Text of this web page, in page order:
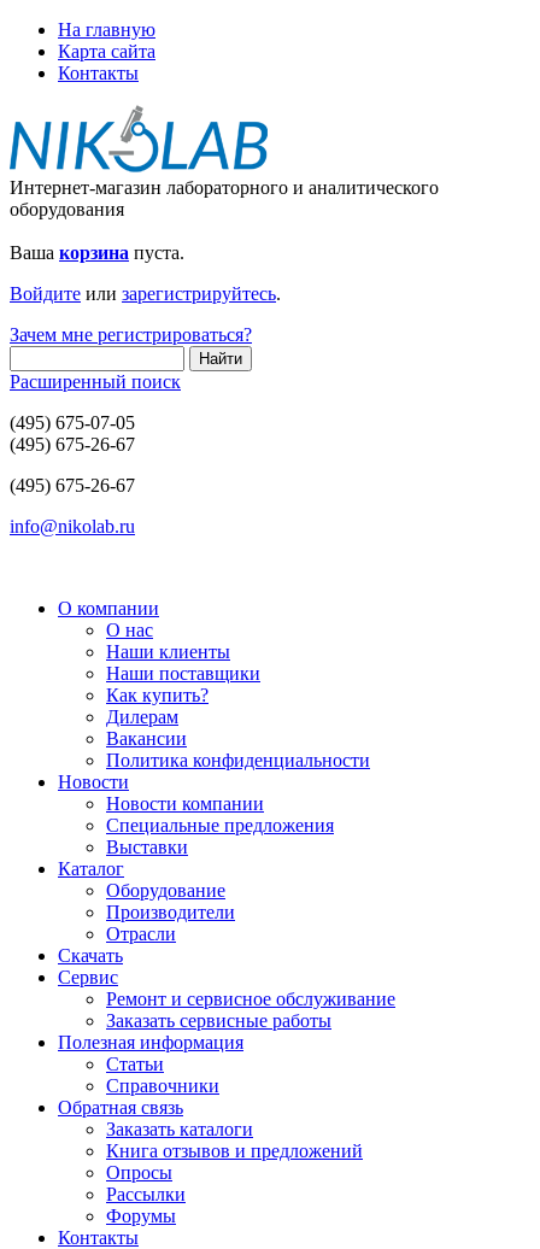
На главную
Карта сайта
Контакты
Интернет-магазин лабораторного и аналитического
оборудования
Ваша корзина пуста.
Войдите или зарегистрируйтесь.
Зачем мне регистрироваться?
Расширенный поиск
(495) 675-07-05
(495) 675-26-67
(495) 675-26-67
info@nikolab.ru
О компании
О нас
Наши клиенты
Наши поставщики
Как купить?
Дилерам
Вакансии
Политика конфиденциальности
Новости
Новости компании
Специальные предложения
Выставки
Каталог
Оборудование
Производители
Отрасли
Скачать
Сервис
Ремонт и сервисное обслуживание
Заказать сервисные работы
Полезная информация
Статьи
Справочники
Обратная связь
Заказать каталоги
Книга отзывов и предложений
Опросы
Рассылки
Форумы
Контакты